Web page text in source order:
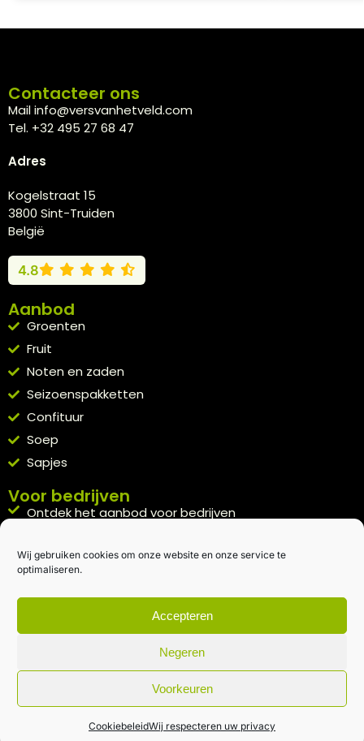
Wij gebruiken cookies om onze website en onze service te
optimaliseren.
Accepteren
Negeren
Voorkeuren
CookiebeleidWij respecteren uw privacy
Contacteer ons
Mail info@versvanhetveld.com
Tel. +32 495 27 68 47
Adres
Kogelstraat 15
3800 Sint-Truiden
België
4.8
Aanbod
Groenten
Fruit
Noten en zaden
Seizoenspakketten
Confituur
Soep
Sapjes
Voor bedrijven
Ontdek het aanbod voor bedrijven
Kennismakingspakket aanvragen
Blijft op de hoogte
Rechtstreeks van het veld naar je inbox.
Inschrijven nieuwsbrief
Algemene voorwaarden|Privacybeleid| gemaakt met door
creativitijd